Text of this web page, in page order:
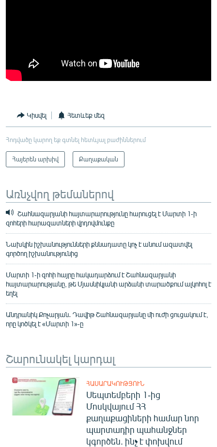
Կիսվել Հետևեք մեզ
Հոդվածը կարող եք գտնել հետևյալ բաժիններում
Հայերեն արխիվ Քաղաքական
Առնչվող թեմաներով
Շահնազարյանի հայտարարությունը հարուցել է Մարտի 1-ի
զոհերի հարազատների վրդովմունքը
Նախկին իշխանությունների քննադատը կոչ է անում ազատվել
գործող իշխանությունից
Մարտի 1-ի զոհի հայրը հակադարձում է Շահնազարյանի
հայտարարությանը, թե Մյասնիկյանի արձանի տարածքում ալկոհոլ է
եղել
Անդրանիկ Քոչարյան․ Դավիթ Շահնազարյանը մի ուժի ցուցակում է,
որը կոծկել է «Մարտի 1»-ը
Շարունակել կարդալ
ՀԱՍԱՐԱԿՈՒԹՅՈՒՆ
Սեպտեմբերի 1-ից
Մոսկվայում ՀՀ
քաղաքացիների համար նոր
պարտադիր պահանջներ
կգործեն. ինչ է փոխվում